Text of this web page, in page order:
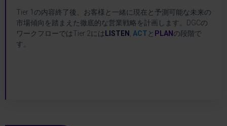
Tier 1の内容終了後、お客様と一緒に現在と予測可能な未来の
市場傾向を踏まえた徹底的な営業戦略を計画します。DGCの
ワークフローではTier 2にはLISTEN ACT と PLANの段階で
す。
DGC Tier 2